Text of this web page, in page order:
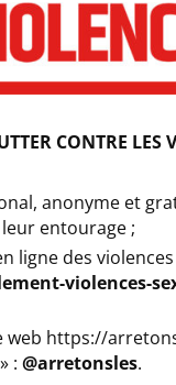
CONTRE LES
anonyme et
entourage ;
ligne des
violences-
web https://
» : @arretonsles.